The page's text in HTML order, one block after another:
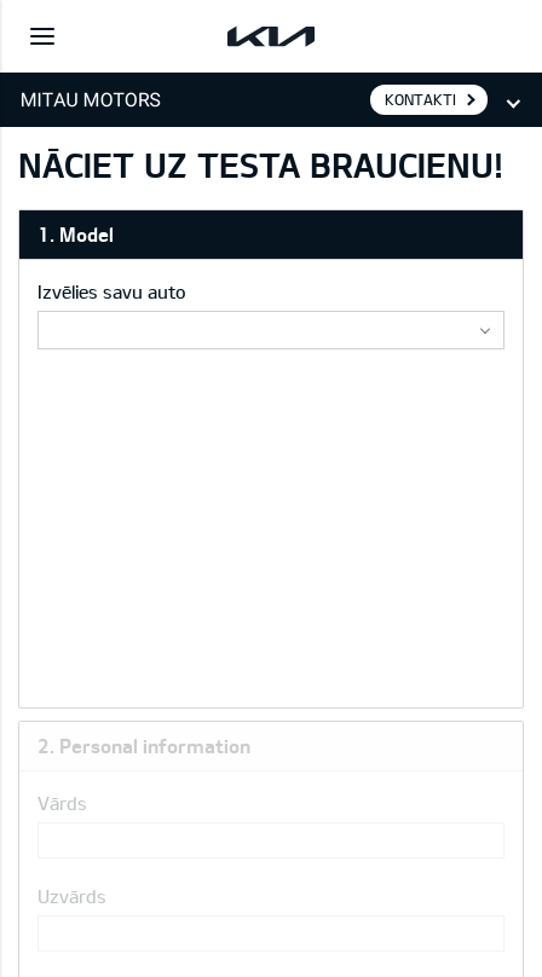
KONTAKTI
NĀCIET UZ TESTA BRAUCIENU!
1. Model
2. Personal information
Izvēlies savu auto
Vārds
Uzvārds